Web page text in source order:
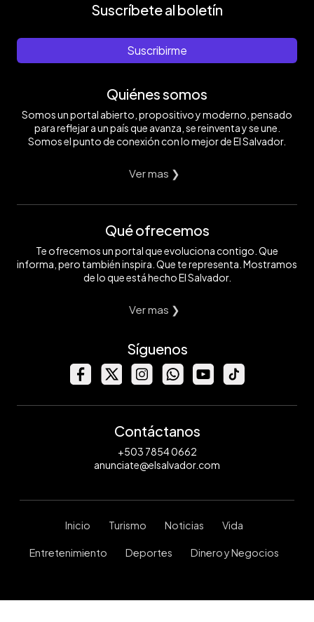
Suscríbete al boletín
Suscribirme
Quiénes somos
Somos un portal abierto, propositivo y moderno, pensado
para reflejar a un país que avanza, se reinventa y se une.
Somos el punto de conexión con lo mejor de El Salvador.
Ver mas ❯
Qué ofrecemos
Te ofrecemos un portal que evoluciona contigo. Que
informa, pero también inspira. Que te representa. Mostramos
de lo que está hecho El Salvador.
Ver mas ❯
Síguenos
Contáctanos
+503 7854 0662
anunciate@elsalvador.com
Inicio Turismo Noticias Vida
Entretenimiento Deportes Dinero y Negocios